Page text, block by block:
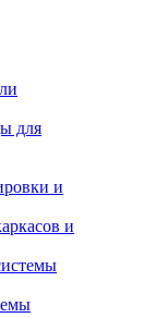
для
и
и